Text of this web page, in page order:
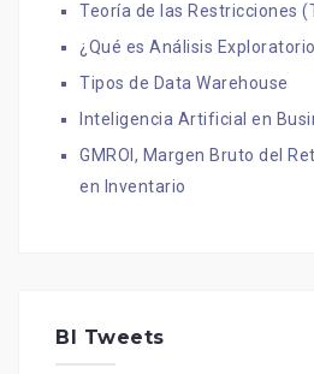
Teoría de las Restricciones
¿Qué es Análisis
Tipos de Data Warehouse
Inteligencia Artificial en
GMROI, Margen Bruto del
en Inventario
BI Tweets